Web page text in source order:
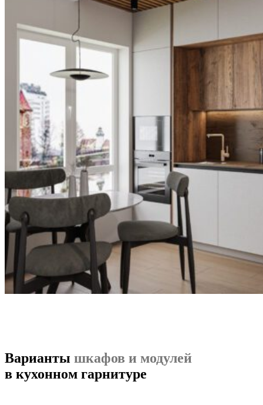
Варианты шкафов и модулей
в кухонном гарнитуре